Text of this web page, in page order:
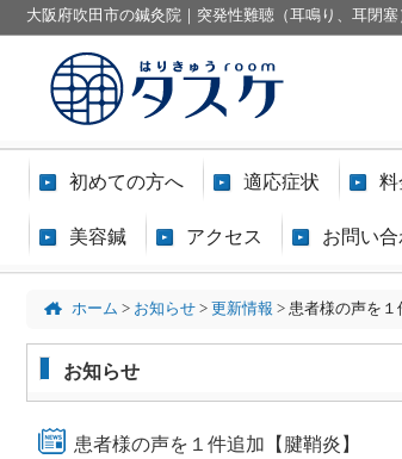
大阪府吹田市の鍼灸院｜突発性難聴（耳鳴り、耳閉
初めての方へ 適応症状 料
美容鍼 アクセス お問い
ホーム > お知らせ > 更新情報 > 患者様の声を１
お知らせ
患者様の声を１件追加【腱鞘炎】